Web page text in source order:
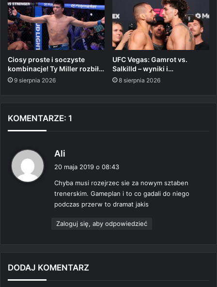
Ciosy proste i soczyste
kombinacje! Ty Miller rozbił…
9 sierpnia 2026
UFC Vegas: Gamrot vs.
Salkilld – wyniki i…
8 sierpnia 2026
KOMENTARZE: 1
Ali
z
e
:
20 maja 2019 o 08:43
Chyba musi rozejrzec sie za nowym sztaben
trenerskim. Gameplan i to co gadali do niego
podczas przerw to dramat jakis
Zaloguj się, aby odpowiedzieć
DODAJ KOMENTARZ